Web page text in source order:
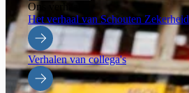
Ons verhaal
Het verhaal van Schouten Zekerheid
Verhalen van collega's